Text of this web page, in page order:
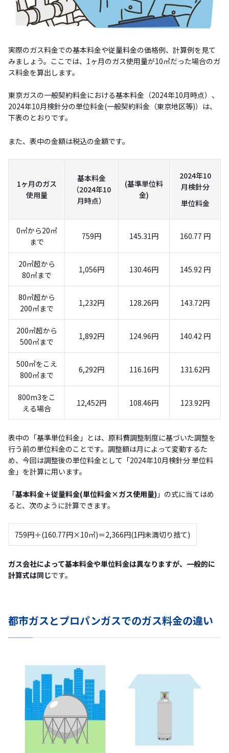
実際のガス料金での基本料金や従量料金の価格例、計算例を見て
みましょう。ここでは、1ヶ月のガス使用量が10㎥だった場合のガ
ス料金を算出します。
東京ガスの一般契約料金における基本料金（2024年10月時点）、
2024年10月検針分の単位料金(一般契約料金（東京地区等)）は、
下表のとおりです。
また、表中の金額は税込の金額です。
1ヶ月のガス
使用量
基本料金
（2024年10
月時点）
(基準単位料
金)
2024年10
月検針分
単位料金
0㎥から20㎥
まで
759円 145.31円 160.77 円
20㎥超から
80㎥まで
1,056円 130.46円 145.92 円
80㎥超から
200㎥まで
1,232円 128.26円 143.72円
200㎥超から
500㎥まで
1,892円 124.96円 140.42 円
500㎥をこえ
800㎥まで
6,292円 116.16円 131.62円
800m3をこ
える場合
12,452円 108.46円 123.92円
表中の「基準単位料金」とは、原料費調整制度に基づいた調整を
行う前の単位料金のことです。調整額は月によって変動するた
め、今回は調整後の単位料金として「2024年10月検針分 単位料
金」を計算に用います。
「基本料金＋従量料金(単位料金×ガス使用量) 」の式に当てはめ
ると、次のように計算できます。
759円＋(160.77円×10㎥)＝2,366円(1円未満切り捨て)
ガス会社によって基本料金や単位料金は異なりますが、一般的に
計算式は同じです。
都市ガスとプロパンガスでのガス料金の違い